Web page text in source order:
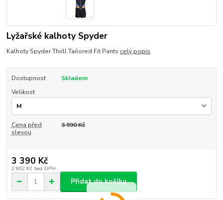
Lyžařské kalhoty Spyder
Kalhoty Spyder Thrill Tailored Fit Pants celý popis
Dostupnost
Skladem
Velikost
Cena před
slevou
3 990 Kč
3 390 Kč
2 802 Kč bez DPH
Přidat do košíku